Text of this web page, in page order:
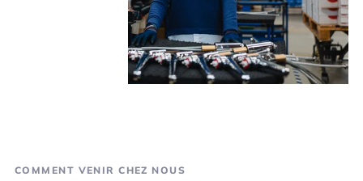
COMMENT VENIR CHEZ NOUS